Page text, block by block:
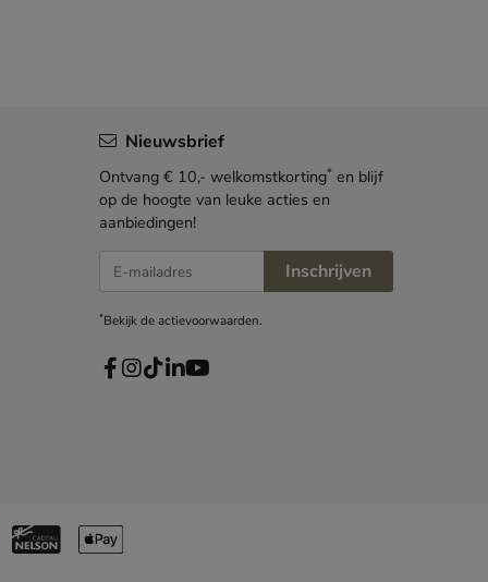
Nieuwsbrief
Ontvang € 10,- welkomstkorting* en blijf
op de hoogte van leuke acties en
aanbiedingen!
E-mailadres Inschrijven
*Bekijk deactievoorwaarden.